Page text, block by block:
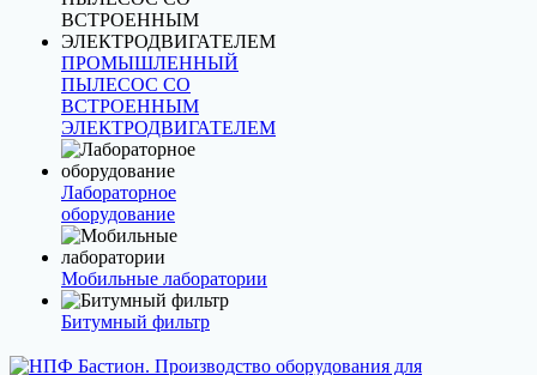
ПРОМЫШЛЕННЫЙ
ПЫЛЕСОС СО
ВСТРОЕННЫМ
ЭЛЕКТРОДВИГАТЕЛЕМ
Лабораторное
оборудование
Мобильные лаборатории
Битумный фильтр